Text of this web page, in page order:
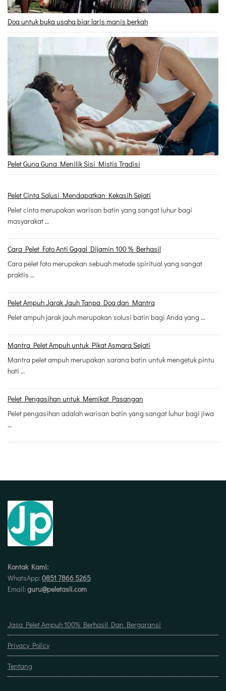
Doa untuk buka usaha biar laris manis berkah
Pelet Guna Guna Menilik Sisi Mistis Tradisi
Pelet Cinta Solusi Mendapatkan Kekasih Sejati
Pelet cinta merupakan warisan batin yang sangat luhur bagi
masyarakat …
Cara Pelet Foto Anti Gagal Dijamin 100 % Berhasil
Cara pelet foto merupakan sebuah metode spiritual yang sangat
praktis …
Pelet Ampuh Jarak Jauh Tanpa Doa dan Mantra
Pelet ampuh jarak jauh merupakan solusi batin bagi Anda yang …
Mantra Pelet Ampuh untuk Pikat Asmara Sejati
Mantra pelet ampuh merupakan sarana batin untuk mengetuk pintu
hati …
Pelet Pengasihan untuk Memikat Pasangan
Pelet pengasihan adalah warisan batin yang sangat luhur bagi jiwa
…
Kontak Kami:
WhatsApp: 0851 7866 5265
Email: guru@peletasli.com
Jasa Pelet Ampuh 100% Berhasil Dan Bergaransi
Privacy Policy
Tentang